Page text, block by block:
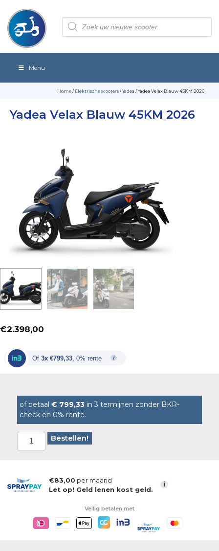
Producten
zoeken
Menu
Home/Elektrische scooters/Yadea / Yadea Velax Blauw 45KM 2026
Yadea Velax Blauw 45KM 2026
€2.398,00
Of 3x €799,33 , 0% rente
of betaal € 799,33 in 3 termijnen zonder BKR-
check en 0% rente.
Bestellen!
€83,00 per maand
Let op! Geld lenen kost geld.
i
Veilig betalen met